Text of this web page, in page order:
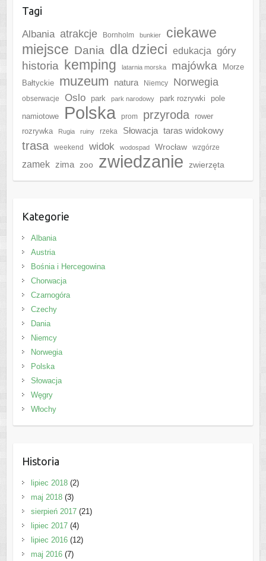
Tagi
Albania atrakcje Bornholm bunkier
ciekawe
miejsce Dania dla dzieci edukacja góry
historia kemping latarnia morska majówka
Morze
Bałtyckie
muzeum natura Niemcy Norwegia
obserwacje Oslo park park narodowy park rozrywki
pole
namiotowe
Polska prom przyroda
rower
rozrywka
Rugia ruiny rzeka Słowacja taras widokowy
trasa weekend widok wodospad Wrocław wzgórze
zamek zima zoo zwiedzanie zwierzęta
Kategorie
Albania
Austria
Bośnia i Hercegowina
Chorwacja
Czarnogóra
Czechy
Dania
Niemcy
Norwegia
Polska
Słowacja
Węgry
Włochy
Historia
lipiec 2018(2)
maj 2018(3)
sierpień 2017(21)
lipiec 2017(4)
lipiec 2016(12)
maj 2016(7)